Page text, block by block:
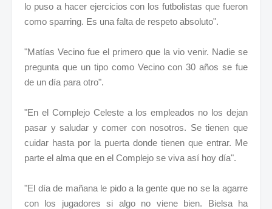
lo puso a hacer ejercicios con los futbolistas que fueron
como sparring. Es una falta de respeto absoluto".
"Matías Vecino fue el primero que la vio venir. Nadie se
pregunta que un tipo como Vecino con 30 años se fue
de un día para otro".
"En el Complejo Celeste a los empleados no los dejan
pasar y saludar y comer con nosotros. Se tienen que
cuidar hasta por la puerta donde tienen que entrar. Me
parte el alma que en el Complejo se viva así hoy día".
"El día de mañana le pido a la gente que no se la agarre
con los jugadores si algo no viene bien. Bielsa ha